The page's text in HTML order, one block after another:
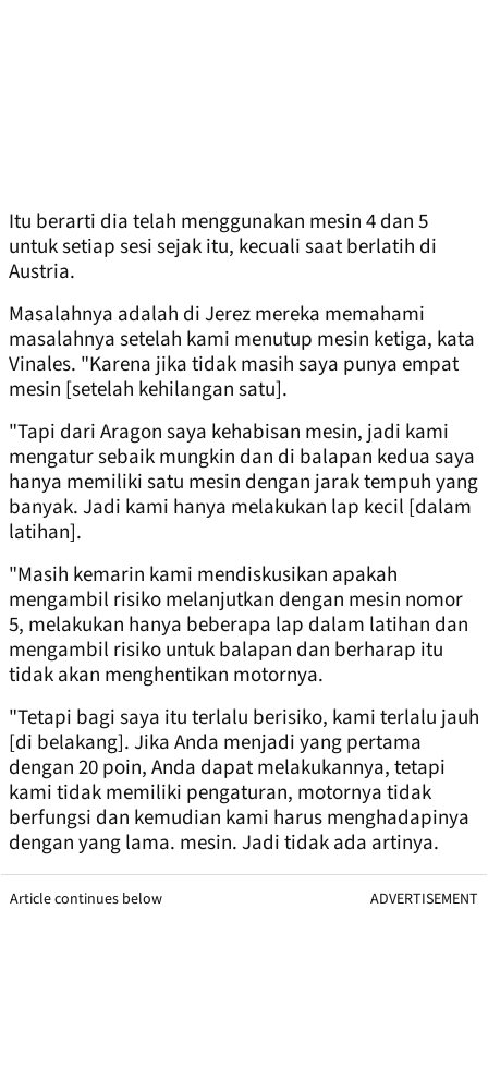
Itu berarti dia telah menggunakan mesin 4 dan 5
untuk setiap sesi sejak itu, kecuali saat berlatih di
Austria.
Masalahnya adalah di Jerez mereka memahami
masalahnya setelah kami menutup mesin ketiga, kata
Vinales. "Karena jika tidak masih saya punya empat
mesin [setelah kehilangan satu].
"Tapi dari Aragon saya kehabisan mesin, jadi kami
mengatur sebaik mungkin dan di balapan kedua saya
hanya memiliki satu mesin dengan jarak tempuh yang
banyak. Jadi kami hanya melakukan lap kecil [dalam
latihan].
"Masih kemarin kami mendiskusikan apakah
mengambil risiko melanjutkan dengan mesin nomor
5, melakukan hanya beberapa lap dalam latihan dan
mengambil risiko untuk balapan dan berharap itu
tidak akan menghentikan motornya.
"Tetapi bagi saya itu terlalu berisiko, kami terlalu jauh
[di belakang]. Jika Anda menjadi yang pertama
dengan 20 poin, Anda dapat melakukannya, tetapi
kami tidak memiliki pengaturan, motornya tidak
berfungsi dan kemudian kami harus menghadapinya
dengan yang lama. mesin. Jadi tidak ada artinya.
Article continues below ADVERTISEMENT